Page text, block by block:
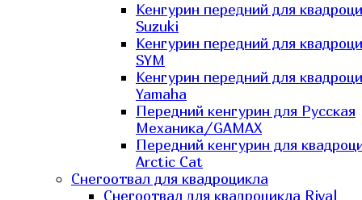
Кенгурин передний для
Suzuki
Кенгурин передний для
SYM
Кенгурин передний для
Yamaha
Передний кенгурин для Русская
Механика/GAMAX
Передний кенгурин для
Arctic Cat
Снегоотвал для квадроцикла
Снегоотвал для квадроцикла Rival